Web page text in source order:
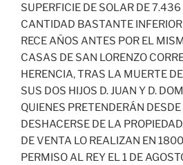
SUPERFICIE DE SOLAR DE
CANTIDAD BASTANTE
RECE AÑOS ANTES POR EL
CASAS DE SAN LORENZO
HERENCIA, TRAS LA MUERTE
SUS DOS HIJOS D. JUAN Y D.
QUIENES PRETENDERÁN
DESHACERSE DE LA
DE VENTA LO REALIZAN EN
PERMISO AL REY EL 1 DE